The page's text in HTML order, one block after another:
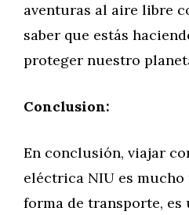
aventuras al aire libre
saber que estás
proteger nuestro
Conclusion:
En conclusión, viajar
eléctrica NIU es mucho
forma de transporte, es